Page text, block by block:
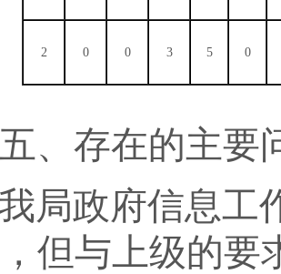
2 0 0 3 5 0
五、存在的主要
局政府信息工
但与上级的要